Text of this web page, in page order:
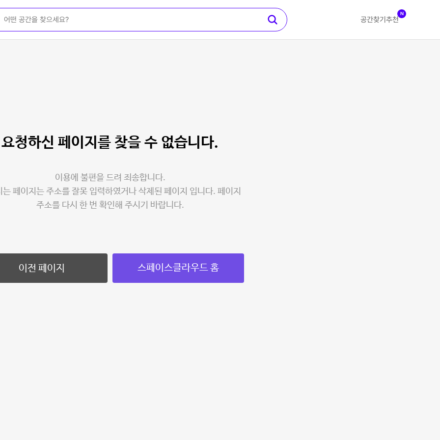
공간찾기 추천
N
요청하신 페이지를 찾을 수 없습니다.
이용에 불편을 드려 죄송합니다.
는 페이지는 주소를 잘못 입력하였거나 삭제된 페이지 입니다. 페이지
주소를 다시 한 번 확인해 주시기 바랍니다.
이전 페이지 스페이스클라우드 홈